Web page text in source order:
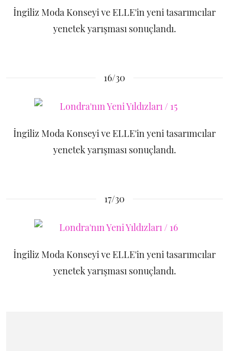
İngiliz Moda Konseyi ve ELLE'in yeni tasarımcılar
yenetek yarışması sonuçlandı.
16/30
İngiliz Moda Konseyi ve ELLE'in yeni tasarımcılar
yenetek yarışması sonuçlandı.
17/30
İngiliz Moda Konseyi ve ELLE'in yeni tasarımcılar
yenetek yarışması sonuçlandı.